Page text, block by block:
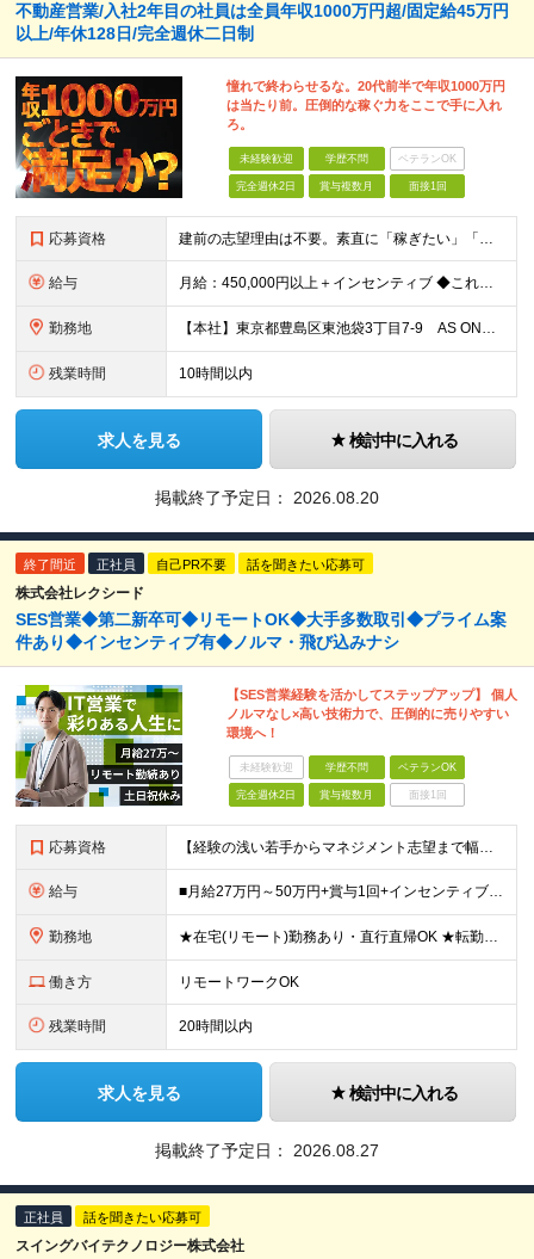
不動産営業/入社2年目の社員は全員年収1000万円超/固定給45万円
以上/年休128日/完全週休二日制
憧れで終わらせるな。20代前半で年収1000万円
は当たり前。圧倒的な稼ぐ力をここで手に入れ
ろ。
未経験歓迎 学歴不問 ベテランOK
完全週休2日 賞与複数月 面接1回
応募資格 建前の志望理由は不要。素直に「稼ぎたい」「モテたい」で充分だ。 ●学歴不問・職歴完全不問！ ●社会人デビュー、第二新卒大歓迎！ 【こんな「熱い覚悟」歓迎】 ★「圧倒的に稼ぎたい」「周りを見返したい
給与 月給：450,000円以上＋インセンティブ ◆これから頑張る仲間への“先行投資”として、高水準の固定給を設定◆ ※固定残業20時間分50,300円含む ※超過分は別途支給します ※試用期間3ヵ月あ
勤務地 【本社】東京都豊島区東池袋3丁目7-9 AS ONE 東池袋ビル6F 【福岡支店】福岡県福岡市博多区博多駅前4丁目24－13博多ビジネススクエア10階 ※転勤はありません ※お客様のご状況に合わせ
残業時間 10時間以内
求人を見る 検討中に入れる
掲載終了予定日： 2026.08.20
終了間近 正社員 自己PR不要 話を聞きたい応募可
株式会社レクシード
SES営業◆第二新卒可◆リモートOK◆大手多数取引◆プライム案
件あり◆インセンティブ有◆ノルマ・飛び込みナシ
【SES営業経験を活かしてステップアップ】 個人
ノルマなし×高い技術力で、圧倒的に売りやすい
環境へ！
未経験歓迎 学歴不問 ベテランOK
完全週休2日 賞与複数月 面接1回
応募資格 【経験の浅い若手からマネジメント志望まで幅広く歓迎！】 ◆SES営業の実務経験（1年以上） ※年齢・性別・学歴は一切不問です。 ◎ゆくゆくはマネージャー候補としてご活躍いただけるポジションです！ ◎
給与 ■月給27万円～50万円+賞与1回+インセンティブ ※試用期間3～6ヶ月あり。期間中の条件変更なし ※経験やスキルを考慮のうえ、決定いたします。 ※固定残業代40時間分、64,286円～を含み、超過
勤務地 ★在宅(リモート)勤務あり・直行直帰OK ★転勤なし 【本社】東京都中央区八丁堀4-13-5 幸ビル5階 (変更の範囲)上記を除く当社関連勤務地
働き方 リモートワークOK
残業時間 20時間以内
求人を見る 検討中に入れる
掲載終了予定日： 2026.08.27
正社員 話を聞きたい応募可
スイングバイテクノロジー株式会社